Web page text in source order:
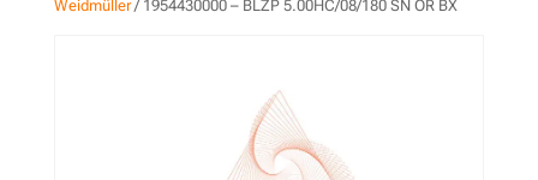
Weidmüller/ 1954430000 – BLZP 5.00HC/08/180 SN OR BX